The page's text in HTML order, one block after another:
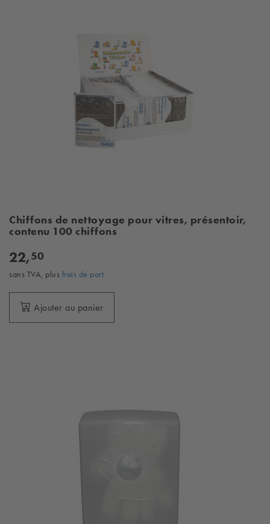
Chiffons de nettoyage pour vitres, présentoir,
contenu 100 chiffons
22,50
sans TVA, plus frais de port
Ajouter au panier